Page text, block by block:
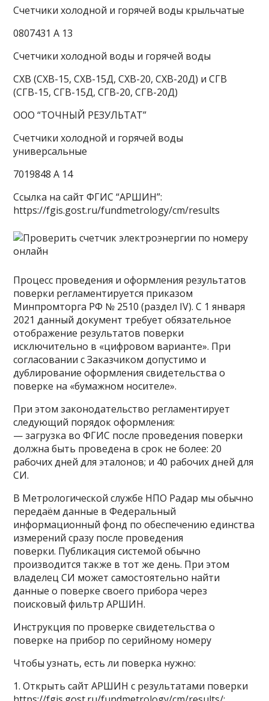
Счетчики холодной и горячей воды крыльчатые
0807431 А 13
Счетчики холодной воды и горячей воды
СХВ (СХВ-15, СХВ-15Д, СХВ-20, СХВ-20Д) и СГВ
(СГВ-15, СГВ-15Д, СГВ-20, СГВ-20Д)
ООО “ТОЧНЫЙ РЕЗУЛЬТАТ”
Счетчики холодной и горячей воды
универсальные
7019848 А 14
Ссылка на сайт ФГИС “АРШИН”:
https://fgis.gost.ru/fundmetrology/cm/results
Процесс проведения и оформления результатов
поверки регламентируется приказом
Минпромторга РФ № 2510 (раздел IV). С 1 января
2021 данный документ требует обязательное
отображение результатов поверки
исключительно в «цифровом варианте». При
согласовании с Заказчиком допустимо и
дублирование оформления свидетельства о
поверке на «бумажном носителе».
При этом законодательство регламентирует
следующий порядок оформления:
— загрузка во ФГИС после проведения поверки
должна быть проведена в срок не более: 20
рабочих дней для эталонов; и 40 рабочих дней для
СИ.
В Метрологической службе НПО Радар мы обычно
передаём данные в Федеральный
информационный фонд по обеспечению единства
измерений сразу после проведения
поверки. Публикация системой обычно
производится также в тот же день. При этом
владелец СИ может самостоятельно найти
данные о поверке своего прибора через
поисковый фильтр АРШИН.
Инструкция по проверке свидетельства о
поверке на прибор по серийному номеру
Чтобы узнать, есть ли поверка нужно:
1. Открыть сайт АРШИН с результатами поверки